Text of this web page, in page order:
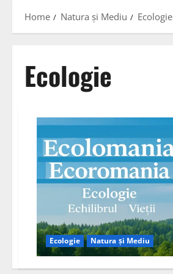
Home Natura și Mediu Ecologie
Ecologie
Ecologie Natura și Mediu